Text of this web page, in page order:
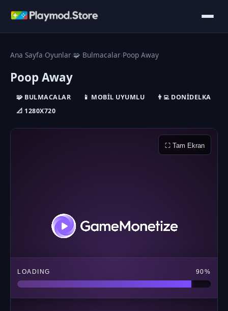
Ana Sayfa›Oyunlar›🧩 Bulmacalar›Poop Away
Poop Away
🧩 BULMACALAR 📱 MOBIL UYUMLU
👨‍💻 DONIDELKA
📐 1280X720
⛶ Tam Ekran